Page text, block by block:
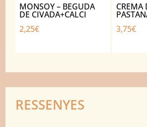
MONSOY – BEGUDA
DE CIVADA+CALCI
2,25€
CREMA
3,75€
RESSENYES